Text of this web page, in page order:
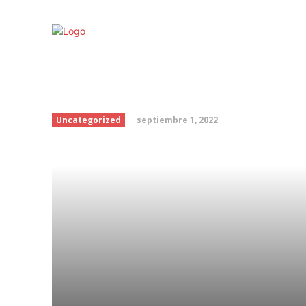
Danna Paola vuelve
Uncategorized septiembre 1, 2022